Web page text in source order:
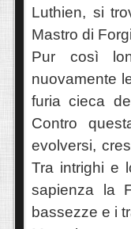
Luthien, si
Mastro di
Pur così
nuovamente
furia cieca
Contro
evolversi,
Tra intrighi e
sapienza la
bassezze e i